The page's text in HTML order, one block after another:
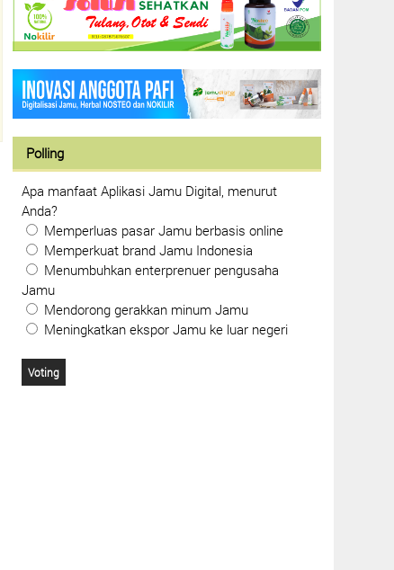
Polling
Apa manfaat Aplikasi Jamu Digital, menurut
Anda?
Memperluas pasar Jamu berbasis online
Memperkuat brand Jamu Indonesia
Menumbuhkan enterprenuer pengusaha
Jamu
Mendorong gerakkan minum Jamu
Meningkatkan ekspor Jamu ke luar negeri